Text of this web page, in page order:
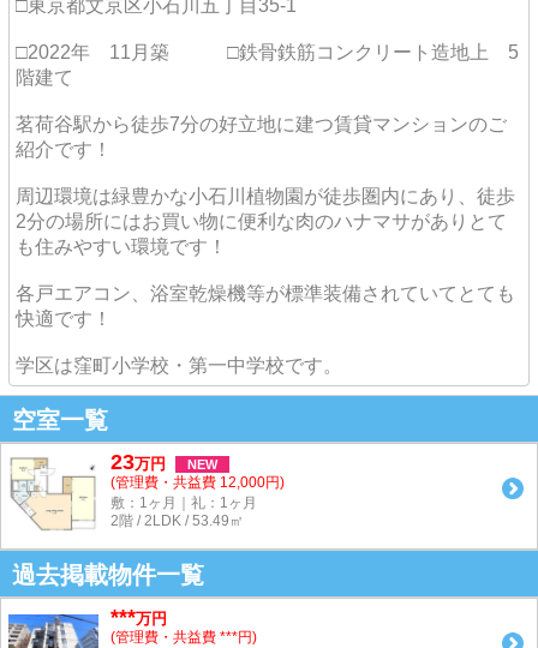
□東京都文京区小石川五丁目35-1
□2022年 11月築 □鉄骨鉄筋コンクリート造地上 5
階建て
茗荷谷駅から徒歩7分の好立地に建つ賃貸マンションのご
紹介です！
周辺環境は緑豊かな小石川植物園が徒歩圏内にあり、徒歩
2分の場所にはお買い物に便利な肉のハナマサがありとて
も住みやすい環境です！
各戸エアコン、浴室乾燥機等が標準装備されていてとても
快適です！
学区は窪町小学校・第一中学校です。
空室一覧
23万円 NEW
(管理費・共益費 12,000円)
敷：1ヶ月｜礼：1ヶ月
2階 / 2LDK / 53.49㎡
過去掲載物件一覧
***万円
(管理費・共益費 ***円)